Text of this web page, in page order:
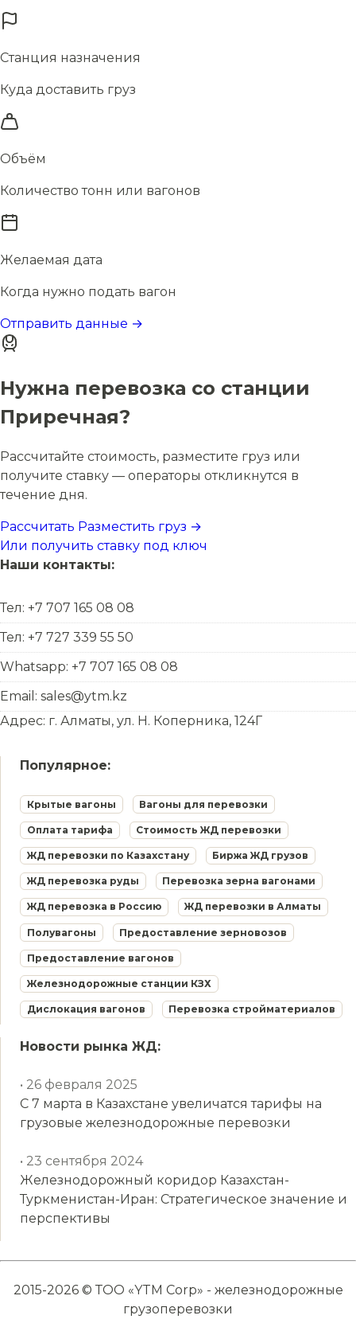
Станция назначения
Куда доставить груз
Объём
Количество тонн или вагонов
Желаемая дата
Когда нужно подать вагон
Отправить данные →
Нужна перевозка со станции
Приречная?
Рассчитайте стоимость, разместите груз или
получите ставку — операторы откликнутся в
течение дня.
Рассчитать Разместить груз →
Или получить ставку под ключ
Наши контакты:
Тел: +7 707 165 08 08
Тел: +7 727 339 55 50
Whatsapp: +7 707 165 08 08
Email: sales@ytm.kz
Адрес: г. Алматы, ул. Н. Коперника, 124Г
Популярное:
Крытые вагоны Вагоны для перевозки
Оплата тарифа Стоимость ЖД перевозки
ЖД перевозки по Казахстану Биржа ЖД грузов
ЖД перевозка руды Перевозка зерна вагонами
ЖД перевозка в Россию ЖД перевозки в Алматы
Полувагоны Предоставление зерновозов
Предоставление вагонов
Железнодорожные станции КЗХ
Дислокация вагонов Перевозка стройматериалов
Новости рынка ЖД:
• 26 февраля 2025
С 7 марта в Казахстане увеличатся тарифы на
грузовые железнодорожные перевозки
• 23 сентября 2024
Железнодорожный коридор Казахстан-
Туркменистан-Иран: Стратегическое значение и
перспективы
2015-2026 © ТОО «YTM Corp» - железнодорожные
грузоперевозки